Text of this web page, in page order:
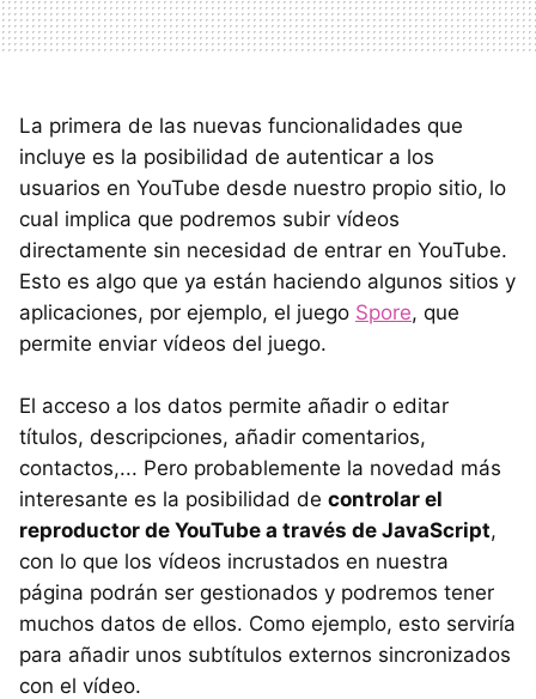
La primera de las nuevas funcionalidades que
incluye es la posibilidad de autenticar a los
usuarios en YouTube desde nuestro propio sitio, lo
cual implica que podremos subir vídeos
directamente sin necesidad de entrar en YouTube.
Esto es algo que ya están haciendo algunos sitios y
aplicaciones, por ejemplo, el juego Spore, que
permite enviar vídeos del juego.
El acceso a los datos permite añadir o editar
títulos, descripciones, añadir comentarios,
contactos,... Pero probablemente la novedad más
interesante es la posibilidad de controlar el
reproductor de YouTube a través de JavaScript,
con lo que los vídeos incrustados en nuestra
página podrán ser gestionados y podremos tener
muchos datos de ellos. Como ejemplo, esto serviría
para añadir unos subtítulos externos sincronizados
con el vídeo.